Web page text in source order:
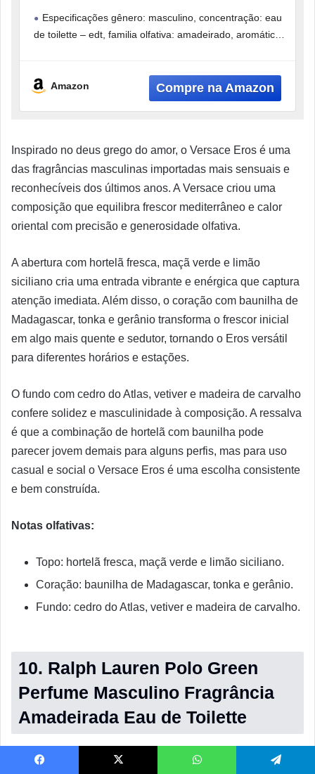
Especificações gênero: masculino, concentração: eau
de toilette – edt, familia olfativa: amadeirado, aromático,
Amazon
Inspirado no deus grego do amor, o Versace Eros é uma
das fragrâncias masculinas importadas mais sensuais e
reconhecíveis dos últimos anos. A Versace criou uma
composição que equilibra frescor mediterrâneo e calor
oriental com precisão e generosidade olfativa.
A abertura com hortelã fresca, maçã verde e limão
siciliano cria uma entrada vibrante e enérgica que captura
atenção imediata. Além disso, o coração com baunilha de
Madagascar, tonka e gerânio transforma o frescor inicial
em algo mais quente e sedutor, tornando o Eros versátil
para diferentes horários e estações.
O fundo com cedro do Atlas, vetiver e madeira de carvalho
confere solidez e masculinidade à composição. A ressalva
é que a combinação de hortelã com baunilha pode
parecer jovem demais para alguns perfis, mas para uso
casual e social o Versace Eros é uma escolha consistente
e bem construída.
Notas olfativas:
Topo: hortelã fresca, maçã verde e limão siciliano.
Coração: baunilha de Madagascar, tonka e gerânio.
Fundo: cedro do Atlas, vetiver e madeira de carvalho.
10. Ralph Lauren Polo Green
Perfume Masculino Fragrância
Amadeirada Eau de Toilette